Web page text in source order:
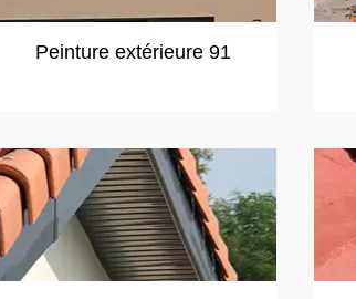
Peinture extérieure 91